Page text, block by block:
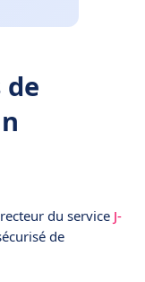
de
du service J-
de